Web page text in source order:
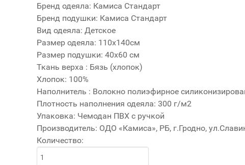
Бренд одеяла: Камиса Стандарт
Бренд подушки: Камиса Стандарт
Вид одеяла: Детское
Размер одеяла: 110х140см
Размер подушки: 40х60 см
Ткань верха : Бязь (хлопок)
Хлопок: 100%
Наполнитель : Волокно полиэфирное
Плотность наполнения одеяла: 300 г/м2
Упаковка: Чемодан ПВХ с ручкой
Производитель: ОДО «Камиса», РБ, г.Гродно,
Количество: